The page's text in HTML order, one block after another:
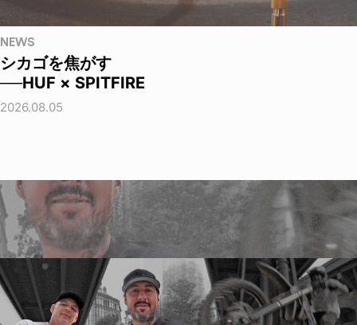
NEWS
シカゴを焦がす
──HUF × SPITFIRE
2026.08.05